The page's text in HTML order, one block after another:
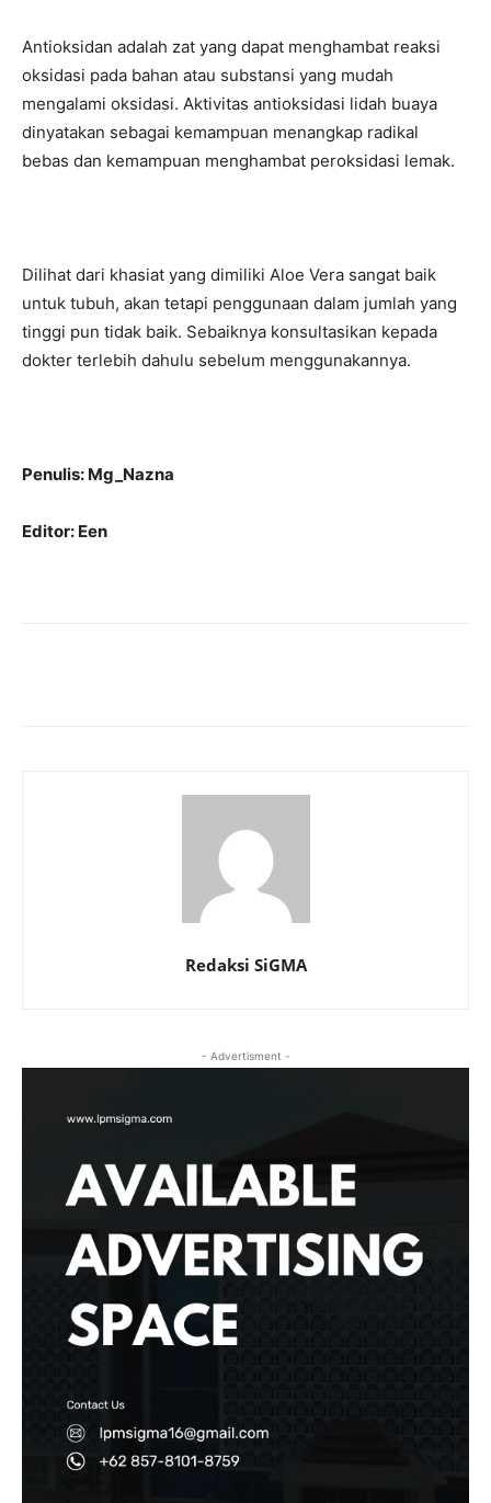
Antioksidan adalah zat yang dapat menghambat reaksi
oksidasi pada bahan atau substansi yang mudah
mengalami oksidasi. Aktivitas antioksidasi lidah buaya
dinyatakan sebagai kemampuan menangkap radikal
bebas dan kemampuan menghambat peroksidasi lemak.
Dilihat dari khasiat yang dimiliki Aloe Vera sangat baik
untuk tubuh, akan tetapi penggunaan dalam jumlah yang
tinggi pun tidak baik. Sebaiknya konsultasikan kepada
dokter terlebih dahulu sebelum menggunakannya.
Penulis: Mg_Nazna
Editor: Een
Redaksi SiGMA
- Advertisment -